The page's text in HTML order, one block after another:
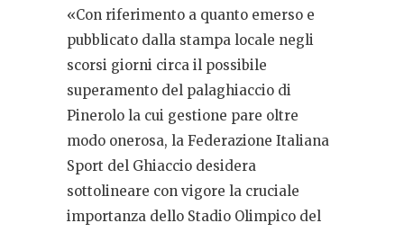
«Con riferimento a quanto emerso e
pubblicato dalla stampa locale negli
scorsi giorni circa il possibile
superamento del palaghiaccio di
Pinerolo la cui gestione pare oltre
modo onerosa, la Federazione Italiana
Sport del Ghiaccio desidera
sottolineare con vigore la cruciale
importanza dello Stadio Olimpico del